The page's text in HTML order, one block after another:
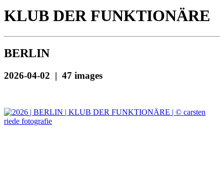
KLUB DER FUNKTIONÄRE
BERLIN
2026-04-02 | 47 images